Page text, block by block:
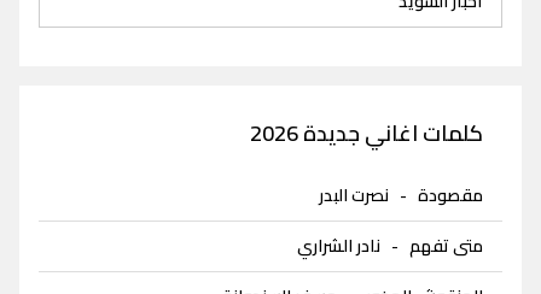
كلمات اغاني جديدة 2026
مقصودة - نصرت البدر
متى تفهم - نادر الشراري